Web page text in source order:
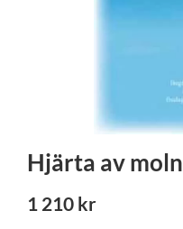
Hjärta av moln
1 210 kr